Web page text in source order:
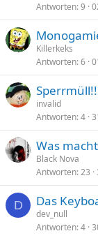
Antworten 9
Killerkeks
Antworten 6
invalid
Antworten 4
Was
Black Nova
Antworten 23
D Das
dev_null
Antworten 4